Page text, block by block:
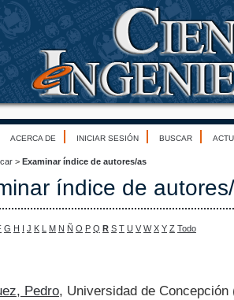
ACERCA DE INICIAR SESIÓN BUSCAR
> Examinar índice de autores/as
índice de
G H I J K L M N Ñ O P Q R S T U V W X Y Z Todo
Pedro, Universidad de Concepción